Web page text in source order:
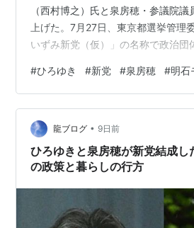
（西村博之）氏と泉房穂・参議院
上げた。7月27日、東京都選挙管理
いずみ新党（仮）」の名称で政治団
いる。 このニュースを聞いたとき
るのは「なぜあのひろゆき氏が政治
な違和感ではないだろうか。ネット
めた突っ込みを入れ続け、既存の政
は距離を置いてきた人物が、なぜ政
当事者の立場に回ったのか。 そ…
#ひろゆき #新党 #泉房穂 #明石
龍ブログ • 9日前
ひろゆきと泉房穂が新党結成し
の政策と暮らしの行方